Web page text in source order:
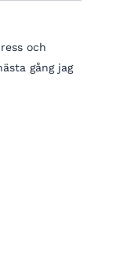
och
gång jag